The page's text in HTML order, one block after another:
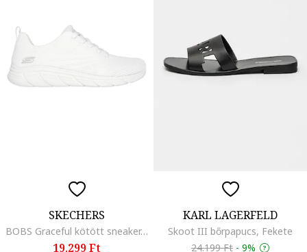
SKECHERS
BOBS Graceful kötött sneaker, Fehér
19.299 Ft
KARL LAGERFELD
Skoot III bőrpapucs, Fekete
24.199 Ft - 9%